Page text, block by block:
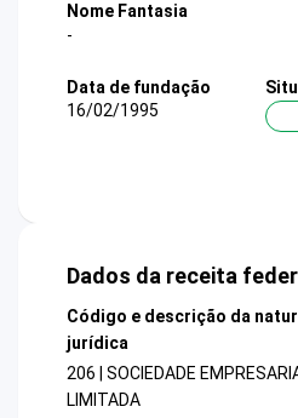
Nome Fantasia
-
Data de fundação
16/02/1995
Dados da receita
Código e descrição da
jurídica
206 | SOCIEDADE
LIMITADA